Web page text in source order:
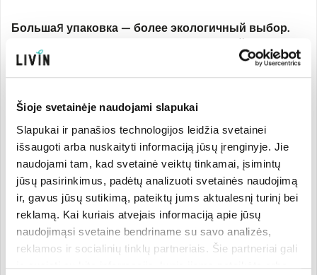
Šioje svetainėje naudojami slapukai
Slapukai ir panašios technologijos leidžia svetainei
išsaugoti arba nuskaityti informaciją jūsų įrenginyje. Jie
naudojami tam, kad svetainė veiktų tinkamai, įsimintų
jūsų pasirinkimus, padėtų analizuoti svetainės naudojimą
ir, gavus jūsų sutikimą, pateiktų jums aktualesnį turinį bei
reklamą. Kai kuriais atvejais informaciją apie jūsų
naudojimąsi svetaine bendriname su savo analizės,
reklamos ir socialinių tinklų partneriais. Šie partneriai gali
Большая упаковка — более экологичный выбор.
Наполните флакон с дозатором и используйте.
Моющее средство предназначено для мытья посуды
посудомоечных машин.
Дозировка: Добавьте 2 мл моющего средства на 1 литр
горячей воды и вымойте посуду. 15 мл моющего
средства достаточно для раковины стандартного
размера.